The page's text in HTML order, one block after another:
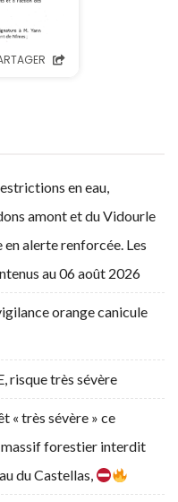
en eau,
amont et du Vidourle
alerte renforcée. Les
au 06 août 2026
orange canicule
risque très sévère
« très sévère » ce
massif forestier interdit
du Castellas,